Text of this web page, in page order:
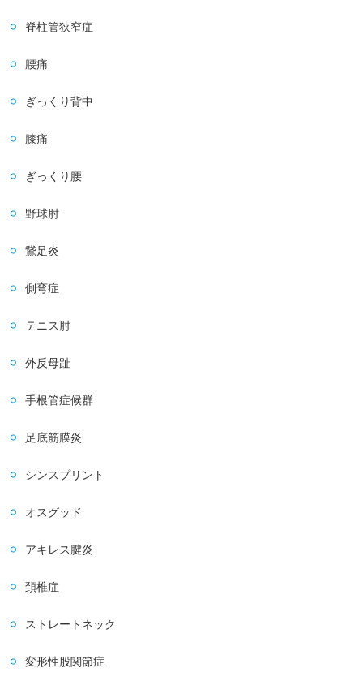
脊柱管狭窄症
腰痛
ぎっくり背中
膝痛
ぎっくり腰
野球肘
鵞足炎
側弯症
テニス肘
外反母趾
手根管症候群
足底筋膜炎
シンスプリント
オスグッド
アキレス腱炎
頚椎症
ストレートネック
変形性股関節症